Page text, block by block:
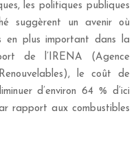
les politiques publiques
suggèrent un avenir où
en plus important dans la
de l’IRENA (Agence
le coût de
d’environ 64 % d’ici
rapport aux combustibles